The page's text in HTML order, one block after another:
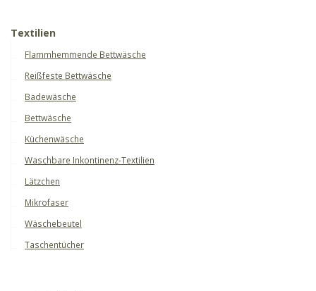
Textilien
Flammhemmende Bettwäsche
Reißfeste Bettwäsche
Badewäsche
Bettwäsche
Küchenwäsche
Waschbare Inkontinenz-Textilien
Lätzchen
Mikrofaser
Wäschebeutel
Taschentücher